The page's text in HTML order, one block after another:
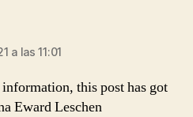
a las 11:01
this post has got
Eward Leschen